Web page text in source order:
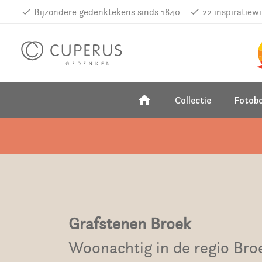
done Bijzondere gedenktekens sinds 1840 done 22
home Collectie
Grafstenen Broek
Woonachtig in de regio